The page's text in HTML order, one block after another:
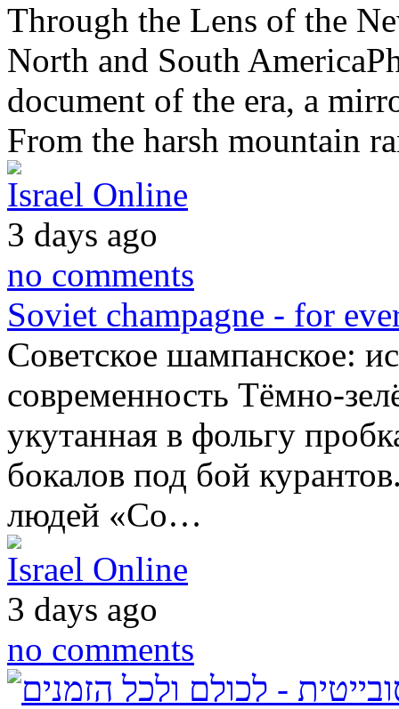
Through the Lens of the
North and South
document of the era, a
From the harsh mountain
Israel Online
3 days ago
no comments
Soviet champagne - for
Советское шампанское:
современность Тёмно-
укутанная в фольгу
бокалов под бой
людей «Со…
Israel Online
3 days ago
no comments